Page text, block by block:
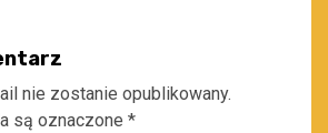
nie zostanie opublikowany.
są oznaczone *